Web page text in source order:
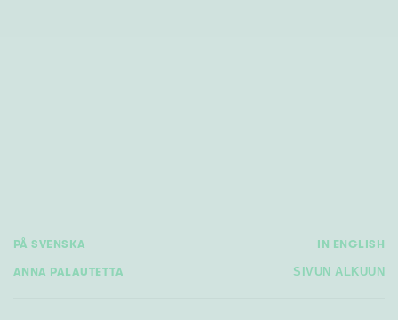
PÅ SVENSKA IN ENGLISH
ANNA PALAUTETTA SIVUN ALKUUN